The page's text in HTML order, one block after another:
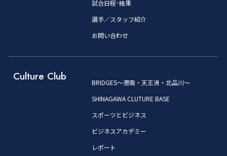
試合日程･結果
選手／スタッフ紹介
お問い合わせ
Culture Club
BRIDGES～港南・天王洲・北品川～
SHINAGAWA CLUTURE BASE
スポーツとビジネス
ビジネスアカデミー
レポート